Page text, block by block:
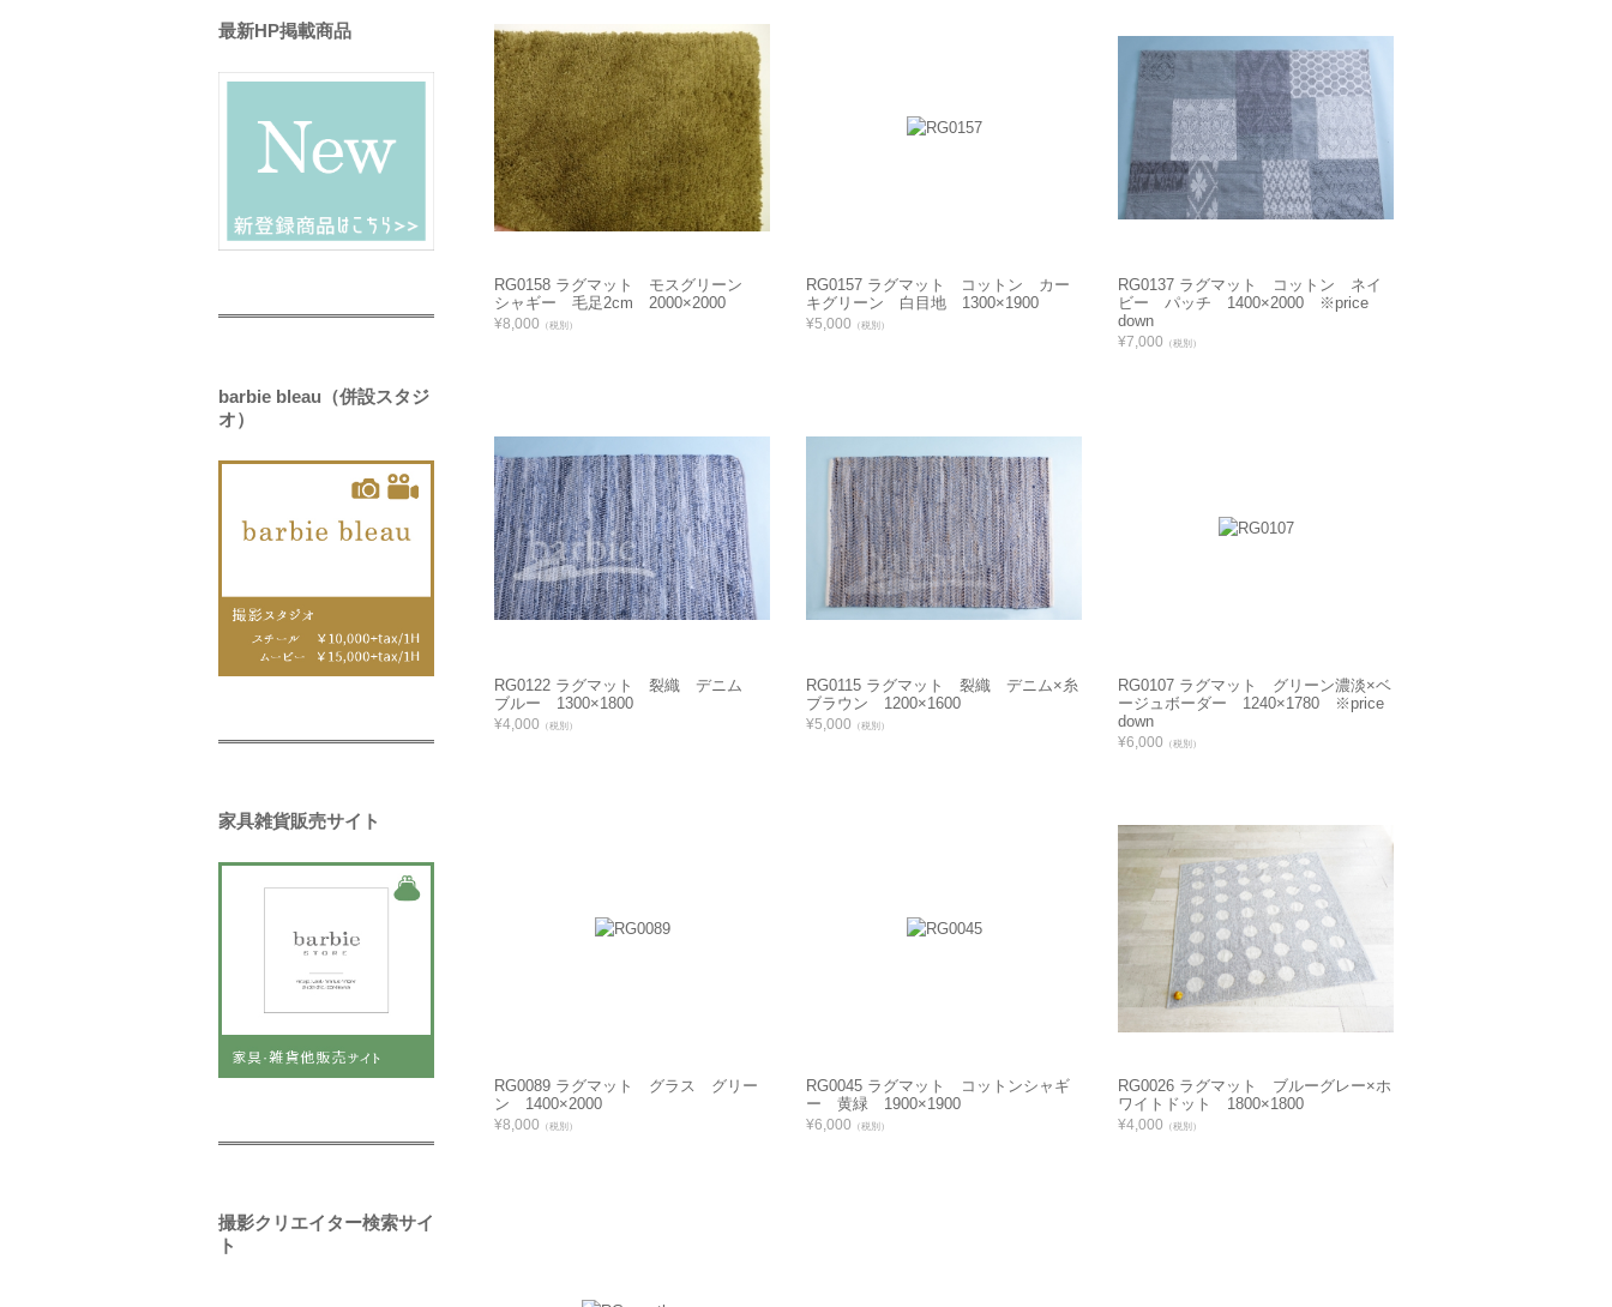
RG0158 ラグマット モスグリーン
シャギー 毛足2cm 2000×2000
¥8,000 （税別）
RG0157 ラグマット コットン カー
キグリーン 白目地 1300×1900
¥5,000 （税別）
RG0137 ラグマット コットン ネイ
ビー パッチ 1400×2000 ※price
down
¥7,000 （税別）
RG0122 ラグマット 裂織 デニム
ブルー 1300×1800
¥4,000 （税別）
RG0115 ラグマット 裂織 デニム×糸
ブラウン 1200×1600
¥5,000 （税別）
RG0107 ラグマット グリーン濃淡×ベ
ージュボーダー 1240×1780 ※price
down
¥6,000 （税別）
RG0089 ラグマット グラス グリー
ン 1400×2000
¥8,000 （税別）
RG0045 ラグマット コットンシャギ
ー 黄緑 1900×1900
¥6,000 （税別）
RG0026 ラグマット ブルーグレー×ホ
ワイトドット 1800×1800
¥4,000 （税別）
最新HP掲載商品
barbie bleau（併設スタジ
オ）
家具雑貨販売サイト
撮影クリエイター検索サイ
ト